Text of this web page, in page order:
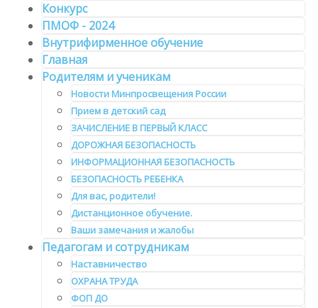
Конкурс
ПМОФ - 2024
Внутрифирменное обучение
Главная
Родителям и ученикам
Новости Минпросвещения России
Прием в детский сад
ЗАЧИСЛЕНИЕ В ПЕРВЫЙ КЛАСС
ДОРОЖНАЯ БЕЗОПАСНОСТЬ
ИНФОРМАЦИОННАЯ БЕЗОПАСНОСТЬ
БЕЗОПАСНОСТЬ РЕБЕНКА
Для вас, родители!
Дистанционное обучение.
Ваши замечания и жалобы
Педагогам и сотрудникам
Наставничество
ОХРАНА ТРУДА
ФОП ДО